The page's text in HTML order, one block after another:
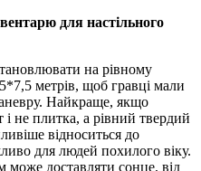
для настільного
на рівному
метрів, щоб гравці мали
Найкраще, якщо
і не плитка, а рівний твердий
відноситься до
для людей похилого віку.
може доставляти сонце, від